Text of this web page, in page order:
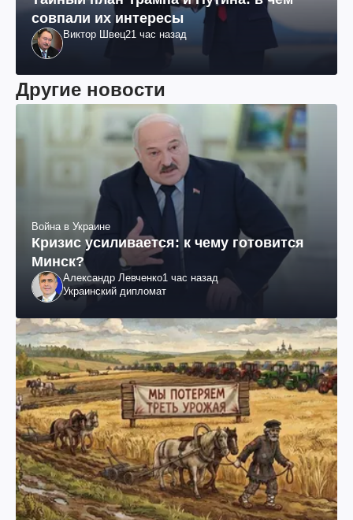
совпали их интересы
Виктор Швец21 час назад
Другие новости
Война в Украине
Кризис усиливается: к чему готовится
Минск?
Александр Левченко1 час назад
Украинский дипломат